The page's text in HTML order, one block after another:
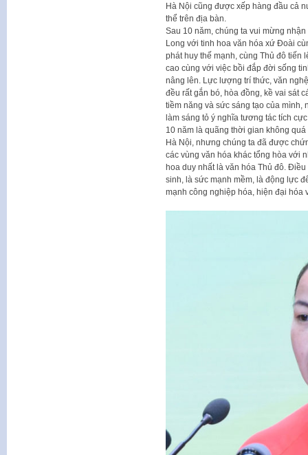
Hà Nội cũng được xếp hàng đầu cả
thể trên địa bàn.
Sau 10 năm, chúng ta vui mừng
Long với tinh hoa văn hóa xứ Đoài
phát huy thế mạnh, cùng Thủ đô
cao cùng với việc bồi đắp đời sống
nâng lên. Lực lượng trí thức, văn
đều rất gắn bó, hòa đồng, kề vai sát
tiềm năng và sức sáng tạo của mình,
làm sáng tỏ ý nghĩa tương tác tích
10 năm là quãng thời gian không
Hà Nội, nhưng chúng ta đã được
các vùng văn hóa khác tổng hòa với
hoa duy nhất là văn hóa Thủ đô.
sinh, là sức mạnh mềm, là động lực
mạnh công nghiệp hóa, hiện đại hóa